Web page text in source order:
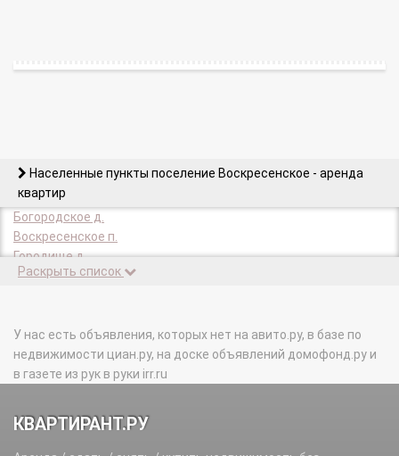
Населенные пункты поселение Воскресенское - аренда
квартир
Богородское д.
Воскресенское п.
Городище д.
Губкино д.
Каракашево д.
Князево д.
Лаптево д.
Никольское д.
подсобного хозяйства Воскресенское п.
Расторопово д.
Раскрыть список
У нас есть объявления, которых нет на авито.ру, в базе по
недвижимости циан.ру, на доске объявлений домофонд.ру и
в газете из рук в руки irr.ru
КВАРТИРАНТ.РУ